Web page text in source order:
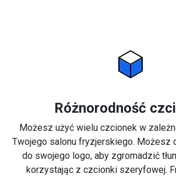
Różnorodność
Możesz użyć wielu czcionek w
Twojego salonu fryzjerskiego. Możesz
do swojego logo, aby zgromadzić
korzystając z czcionki szeryfowej.